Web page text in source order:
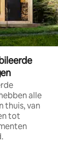
alle
thuis, van
tot